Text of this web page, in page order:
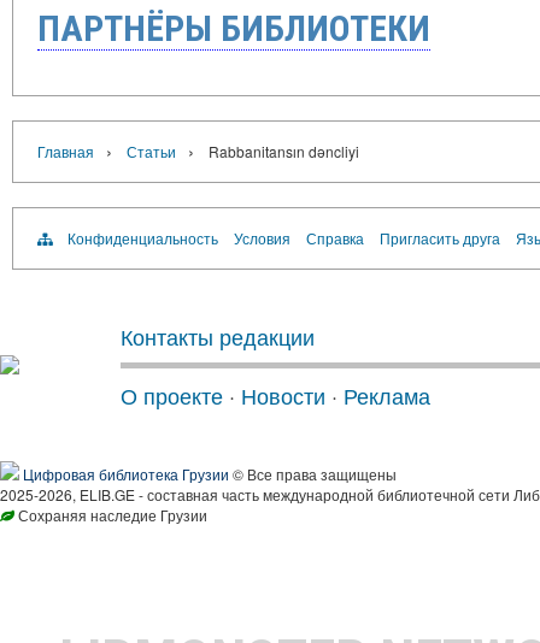
ПАРТНЁРЫ БИБЛИОТЕКИ
Главная › Статьи › Rabbanitansın dəncliyi
Конфиденциальность Условия Справка Пригласить друга
Контакты редакции
О проекте · Новости · Реклама
Цифровая библиотека Грузии © Все права защищены
2025-2026, ELIB.GE - составная часть международной библиотечной сети
Сохраняя наследие Грузии